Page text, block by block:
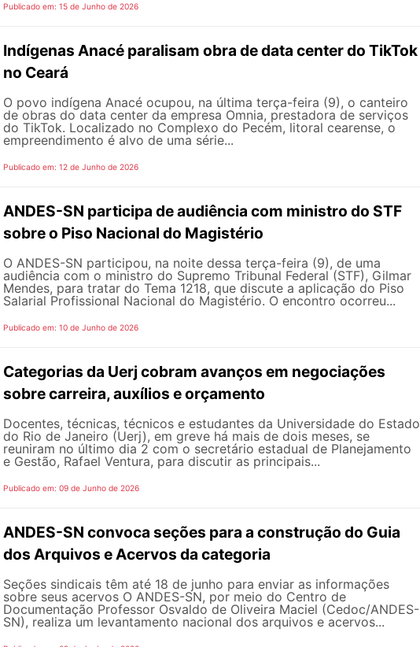
Publicado em: 15 de Junho de 2026
Indígenas Anacé paralisam obra de data center do TikTok
no Ceará
O povo indígena Anacé ocupou, na última terça-feira (9), o canteiro
de obras do data center da empresa Omnia, prestadora de serviços
do TikTok. Localizado no Complexo do Pecém, litoral cearense, o
empreendimento é alvo de uma série...
Publicado em: 12 de Junho de 2026
ANDES-SN participa de audiência com ministro do STF
sobre o Piso Nacional do Magistério
O ANDES-SN participou, na noite dessa terça-feira (9), de uma
audiência com o ministro do Supremo Tribunal Federal (STF), Gilmar
Mendes, para tratar do Tema 1218, que discute a aplicação do Piso
Salarial Profissional Nacional do Magistério. O encontro ocorreu...
Publicado em: 10 de Junho de 2026
Categorias da Uerj cobram avanços em negociações
sobre carreira, auxílios e orçamento
Docentes, técnicas, técnicos e estudantes da Universidade do Estado
do Rio de Janeiro (Uerj), em greve há mais de dois meses, se
reuniram no último dia 2 com o secretário estadual de Planejamento
e Gestão, Rafael Ventura, para discutir as principais...
Publicado em: 09 de Junho de 2026
ANDES-SN convoca seções para a construção do Guia
dos Arquivos e Acervos da categoria
Seções sindicais têm até 18 de junho para enviar as informações
sobre seus acervos O ANDES-SN, por meio do Centro de
Documentação Professor Osvaldo de Oliveira Maciel (Cedoc/ANDES-
SN), realiza um levantamento nacional dos arquivos e acervos...